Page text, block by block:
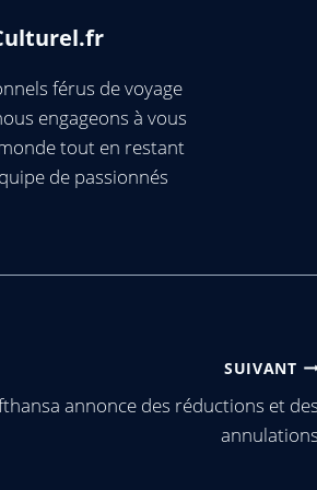
férus de voyage
engageons à vous
tout en restant
de passionnés
SUIVANT
annonce des réductions et